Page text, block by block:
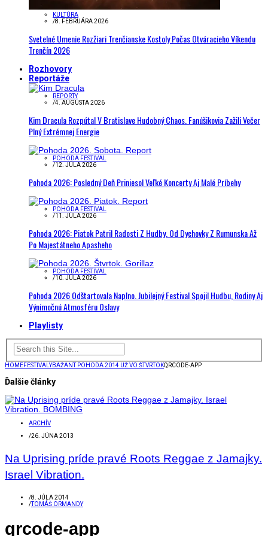
KULTÚRA
/8. FEBRUÁRA 2026
Svetelné Umenie Rozžiari Trenčianske Kostoly Počas Otváracieho Víkendu
Trenčín 2026
Rozhovory
Reportáže
REPORTY
/4. AUGUSTA 2026
Kim Dracula Rozpútal V Bratislave Hudobný Chaos. Fanúšikovia Zažili Večer
Plný Extrémnej Energie
POHODA FESTIVAL
/12. JÚLA 2026
Pohoda 2026: Posledný Deň Priniesol Veľké Koncerty Aj Malé Príbehy
POHODA FESTIVAL
/11. JÚLA 2026
Pohoda 2026: Piatok Patril Radosti Z Hudby. Od Dychovky Z Rumunska Až
Po Majestátneho Apasheho
POHODA FESTIVAL
/10. JÚLA 2026
Pohoda 2026 Odštartovala Naplno. Jubilejný Festival Spojil Hudbu, Rodiny Aj
Výnimočnú Atmosféru Oslavy
Playlisty
HOMEFESTIVALYBAŽANT POHODA 2014 UŽ VO ŠTVRTOKQRCODE-APP
Ďalšie články
ARCHÍV
/26. JÚNA 2013
Na Uprising príde pravé Roots Reggae z Jamajky.
Israel Vibration.
/8. JÚLA 2014
/TOMÁŠ ORMANDY
qrcode-app